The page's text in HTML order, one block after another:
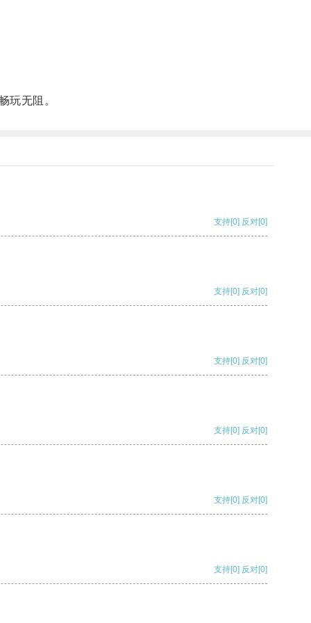
无阻。
支持[0] 反对[0]
支持[0] 反对[0]
支持[0] 反对[0]
支持[0] 反对[0]
支持[0] 反对[0]
支持[0] 反对[0]